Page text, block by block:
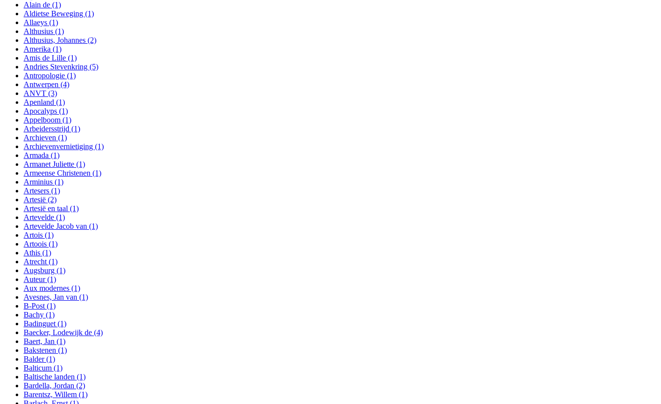
Alain de (1)
Aldietse Beweging (1)
Allaeys (1)
Althusius (1)
Althusius, Johannes (2)
Amerika (1)
Amis de Lille (1)
Andries Stevenkring (5)
Antropologie (1)
Antwerpen (4)
ANVT (3)
Apenland (1)
Apocalyps (1)
Appelboom (1)
Arbeidersstrijd (1)
Archieven (1)
Archievenvernietiging (1)
Armada (1)
Armanet Juliette (1)
Armeense Christenen (1)
Arminius (1)
Artesers (1)
Artesië (2)
Artesië en taal (1)
Artevelde (1)
Artevelde Jacob van (1)
Artois (1)
Artoois (1)
Athis (1)
Atrecht (1)
Augsburg (1)
Auteur(1)
Aux modernes (1)
Avesnes, Jan van (1)
B-Post (1)
Bachy (1)
Badinguet (1)
Baecker, Lodewijk de (4)
Baert, Jan (1)
Bakstenen (1)
Balder(1)
Balticum (1)
Baltische landen (1)
Bardella, Jordan (2)
Barentsz, Willem (1)